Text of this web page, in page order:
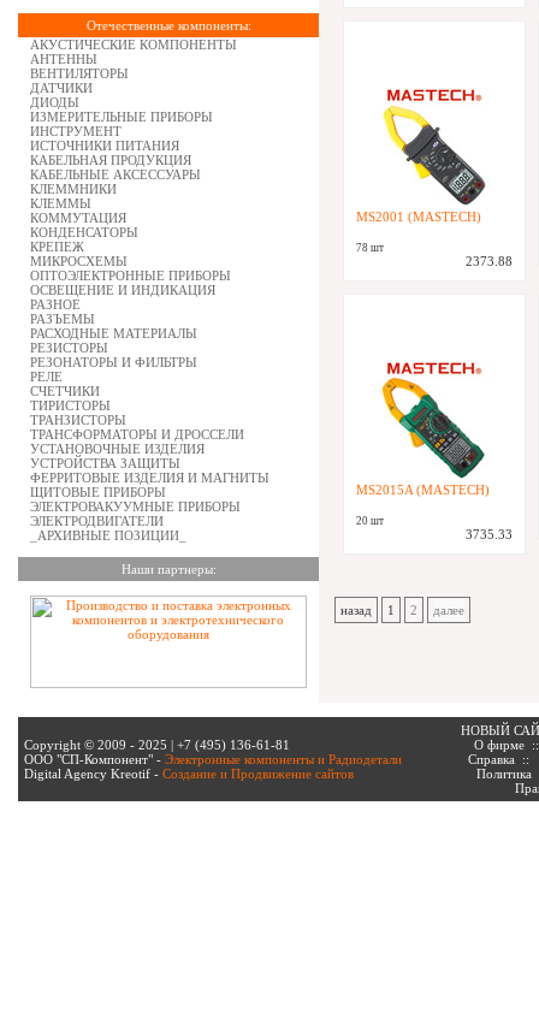
Отечественные компоненты:
АКУСТИЧЕСКИЕ КОМПОНЕНТЫ
АНТЕННЫ
ВЕНТИЛЯТОРЫ
ДАТЧИКИ
ДИОДЫ
ИЗМЕРИТЕЛЬНЫЕ ПРИБОРЫ
ИНСТРУМЕНТ
ИСТОЧНИКИ ПИТАНИЯ
КАБЕЛЬНАЯ ПРОДУКЦИЯ
КАБЕЛЬНЫЕ АКСЕССУАРЫ
КЛЕММНИКИ
КЛЕММЫ
КОММУТАЦИЯ
КОНДЕНСАТОРЫ
КРЕПЕЖ
МИКРОСХЕМЫ
ОПТОЭЛЕКТРОННЫЕ ПРИБОРЫ
ОСВЕЩЕНИЕ И ИНДИКАЦИЯ
РАЗНОЕ
РАЗЪЕМЫ
РАСХОДНЫЕ МАТЕРИАЛЫ
РЕЗИСТОРЫ
РЕЗОНАТОРЫ И ФИЛЬТРЫ
РЕЛЕ
СЧЕТЧИКИ
ТИРИСТОРЫ
ТРАНЗИСТОРЫ
ТРАНСФОРМАТОРЫ И ДРОССЕЛИ
УСТАНОВОЧНЫЕ ИЗДЕЛИЯ
УСТРОЙСТВА ЗАЩИТЫ
ФЕРРИТОВЫЕ ИЗДЕЛИЯ И МАГНИТЫ
ЩИТОВЫЕ ПРИБОРЫ
ЭЛЕКТРОВАКУУМНЫЕ ПРИБОРЫ
ЭЛЕКТРОДВИГАТЕЛИ
_АРХИВНЫЕ ПОЗИЦИИ_
Наши партнеры:
MS2001 (MASTECH)
78 шт
2373.88
MS2015A (MASTECH)
20 шт
3735.33
назад 1 2 далее
Copyright © 2009 - 2025 | +7 (495) 136-61-81
ООО "СП-Компонент" - Электронные компоненты и Радиодетали
Digital Agency Kreotif - Создание и Продвижение сайтов
НОВЫЙ
О фирме
Справка ::
Политика